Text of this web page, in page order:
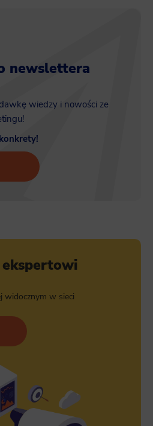
newslettera
wiedzy i nowości ze
widocznym w sieci